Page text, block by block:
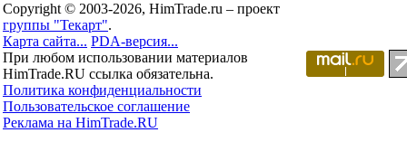
Copyright © 2003-2026, HimTrade.ru – проект
группы "Текарт".
Карта сайта... PDA-версия...
При любом использовании материалов
HimTrade.RU ссылка обязательна.
Политика конфиденциальности
Пользовательское соглашение
Реклама на HimTrade.RU